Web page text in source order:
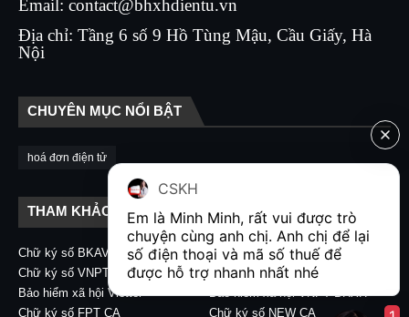
Email: contact@bhxhdientu.vn
Địa chỉ: Tầng 6 số 9 Hồ Tùng Mậu, Cầu Giấy, Hà
Nội
CHUYÊN MỤC NỔI BẬT
hoá đơn điện tử
THAM KHẢO LIÊN KẾT
Chữ ký số BKAV CA
Chữ ký số VIETTEL CA
Chữ ký số VNPT CA
Chữ ký số CA2 - Nacencomm
Bảo hiểm xã hội Viettel
Bảo hiểm xã hội VNPT BHXH
Chữ ký số FPT CA
Chữ ký số NEW CA
CSKH
Em là Minh Minh, rất vui được trò
chuyện cùng anh chị. Anh chị để lại
số điện thoại và mã số thuế để
được hỗ trợ nhanh nhất nhé